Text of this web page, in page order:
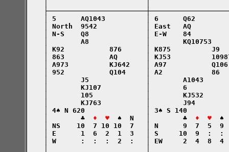
│ 5      AQ1043          │ 6      Q62
│ North  9542            │ East   AQ
│ N-S    Q8              │ E-W    84
│        A8              │        KQ10753
│ K92           876      │ K875          J9
│ 863           AQ       │ KJ53
│ A973          KJ642    │ A97
│ 952           Q104     │ A2            86
│        J5              │        A1043
│        KJ107           │        6
│        105             │        KJ532
│        KJ763           │        J94
│ 4♠ N 620               │ 3♠ S 140
    │        ♣
♦  ♥
  ♠  N   │        ♣
♦  ♥
♠
│ NS    10  7 10 10  7   │ N      9  7  5
│ E      1  6  2  1  3   │ S     10  9  :
│ W      :  :  :  2  :   │ EW     2  4  8